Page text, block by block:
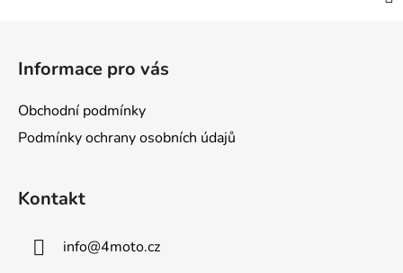
Informace pro vás
Obchodní podmínky
Podmínky ochrany osobních údajů
Kontakt
info@4moto.cz